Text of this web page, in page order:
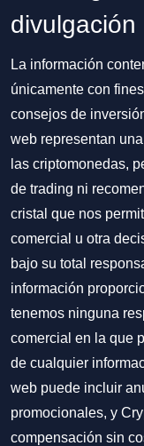
divulgación
La información
únicamente con
consejos de
web representan
las criptomonedas,
de trading ni
cristal que nos
comercial u otra
bajo su total
información
tenemos ninguna
comercial en la que
de cualquier
web puede incluir
promocionales, y
compensación sin